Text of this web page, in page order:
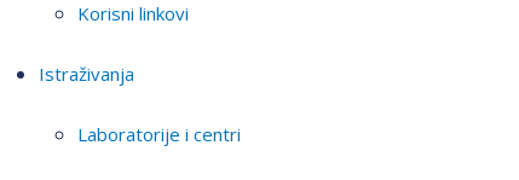
Korisni linkovi
Istraživanja
Laboratorije i centri